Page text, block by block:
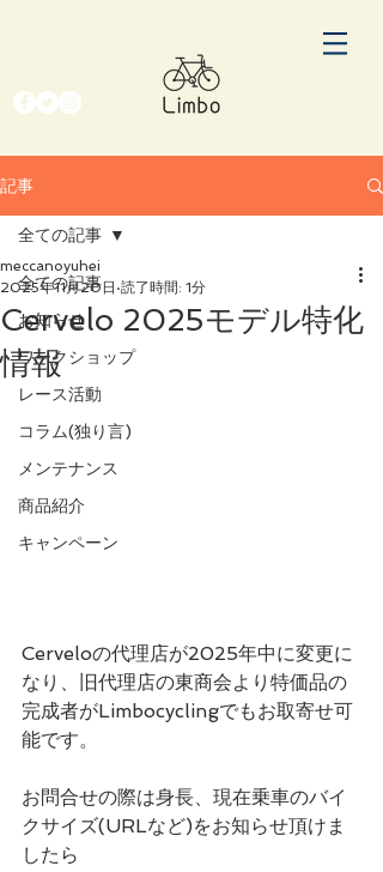
記事
全ての記事
お知らせ
ワークショップ
レース活動
コラム(独り言)
メンテナンス
商品紹介
キャンペーン
全ての記事
Cervelo 2025モデル特化
情報
meccanoyuhei
2025年11月20日 読了時間: 1分
Cerveloの代理店が2025年中に変更に
なり、旧代理店の東商会より特価品の
完成者がLimbocyclingでもお取寄せ可
能です。
お問合せの際は身長、現在乗車のバイ
クサイズ(URLなど)をお知らせ頂けま
したら